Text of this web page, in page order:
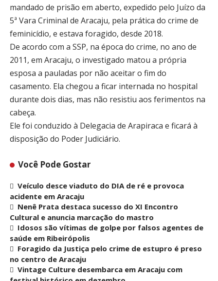
mandado de prisão em aberto, expedido pelo Juízo da
5ª Vara Criminal de Aracaju, pela prática do crime de
feminicídio, e estava foragido, desde 2018.
De acordo com a SSP, na época do crime, no ano de
2011, em Aracaju, o investigado matou a própria
esposa a pauladas por não aceitar o fim do
casamento. Ela chegou a ficar internada no hospital
durante dois dias, mas não resistiu aos ferimentos na
cabeça.
Ele foi conduzido à Delegacia de Arapiraca e ficará à
disposição do Poder Judiciário.
Você Pode Gostar
Veículo desce viaduto do DIA de ré e provoca
acidente em Aracaju
Nenê Prata destaca sucesso do XI Encontro
Cultural e anuncia marcação do mastro
Idosos são vítimas de golpe por falsos agentes de
saúde em Ribeirópolis
Foragido da Justiça pelo crime de estupro é preso
no centro de Aracaju
Vintage Culture desembarca em Aracaju com